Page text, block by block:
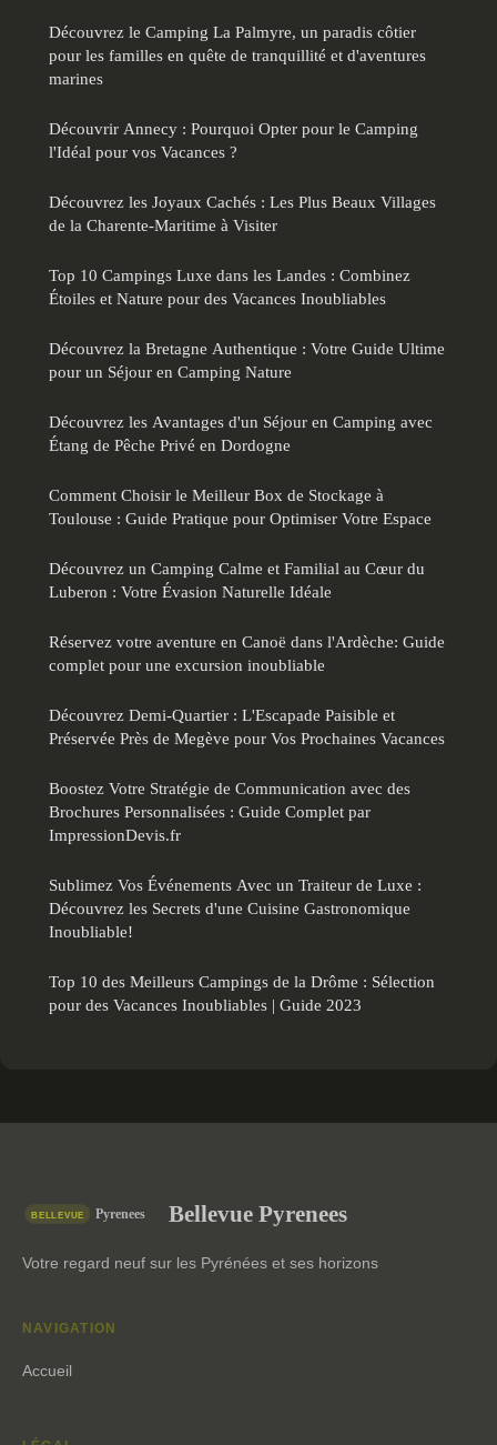
Découvrez le Camping La Palmyre, un paradis côtier
pour les familles en quête de tranquillité et d'aventures
marines
Découvrir Annecy : Pourquoi Opter pour le Camping
l'Idéal pour vos Vacances ?
Découvrez les Joyaux Cachés : Les Plus Beaux Villages
de la Charente-Maritime à Visiter
Top 10 Campings Luxe dans les Landes : Combinez
Étoiles et Nature pour des Vacances Inoubliables
Découvrez la Bretagne Authentique : Votre Guide Ultime
pour un Séjour en Camping Nature
Découvrez les Avantages d'un Séjour en Camping avec
Étang de Pêche Privé en Dordogne
Comment Choisir le Meilleur Box de Stockage à
Toulouse : Guide Pratique pour Optimiser Votre Espace
Découvrez un Camping Calme et Familial au Cœur du
Luberon : Votre Évasion Naturelle Idéale
Réservez votre aventure en Canoë dans l'Ardèche: Guide
complet pour une excursion inoubliable
Découvrez Demi-Quartier : L'Escapade Paisible et
Préservée Près de Megève pour Vos Prochaines Vacances
Boostez Votre Stratégie de Communication avec des
Brochures Personnalisées : Guide Complet par
ImpressionDevis.fr
Sublimez Vos Événements Avec un Traiteur de Luxe :
Découvrez les Secrets d'une Cuisine Gastronomique
Inoubliable!
Top 10 des Meilleurs Campings de la Drôme : Sélection
pour des Vacances Inoubliables | Guide 2023
Bellevue Pyrenees
Votre regard neuf sur les Pyrénées et ses horizons
NAVIGATION
Accueil